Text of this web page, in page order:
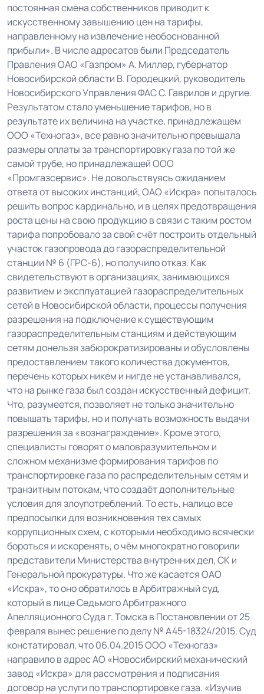
постоянная смена собственников приводит к
искусственному завышению цен на тарифы,
направленному на извлечение необоснованной
прибыли». В числе адресатов были Председатель
Правления ОАО «Газпром» А. Миллер, губернатор
Новосибирской области В. Городецкий, руководитель
Новосибирского Управления ФАС С. Гаврилов и другие.
Результатом стало уменьшение тарифов, но в
результате их величина на участке, принадлежащем
ООО «Техногаз», все равно значительно превышала
размеры оплаты за транспортировку газа по той же
самой трубе, но принадлежащей ООО
«Промгазсервис». Не довольствуясь ожиданием
ответа от высоких инстанций, ОАО «Искра» попыталось
решить вопрос кардинально, и в целях предотвращения
роста цены на свою продукцию в связи с таким ростом
тарифа попробовало за свой счёт построить отдельный
участок газопровода до газораспределительной
станции № 6 (ГРС-6), но получило отказ. Как
свидетельствуют в организациях, занимающихся
развитием и эксплуатацией газораспределительных
сетей в Новосибирской области, процессы получения
разрешения на подключение к существующим
газораспределительным станциям и действующим
сетям донельзя забюрократизированы и обусловлены
предоставлением такого количества документов,
перечень которых никем и нигде не устанавливался,
что на рынке газа был создан искусственный дефицит.
Что, разумеется, позволяет не только значительно
повышать тарифы, но и получать возможность выдачи
разрешения за «вознаграждение». Кроме этого,
специалисты говорят о маловразумительном и
сложном механизме формирования тарифов по
транспортировке газа по распределительным сетям и
транзитным потокам, что создаёт дополнительные
условия для злоупотреблений. То есть, налицо все
предпосылки для возникновения тех самых
коррупционных схем, с которыми необходимо всячески
бороться и искоренять, о чём многократно говорили
представители Министерства внутренних дел, СК и
Генеральной прокуратуры. Что же касается ОАО
«Искра», то оно обратилось в Арбитражный суд,
который в лице Седьмого Арбитражного
Апелляционного Суда г. Томска в Постановлении от 25
февраля вынес решение по делу № А45-18324/2015. Суд
констатировал, что 06.04.2015 ООО «Техногаз»
направило в адрес АО «Новосибирский механический
завод «Искра» для рассмотрения и подписания
договор на услуги по транспортировке газа. «Изучив